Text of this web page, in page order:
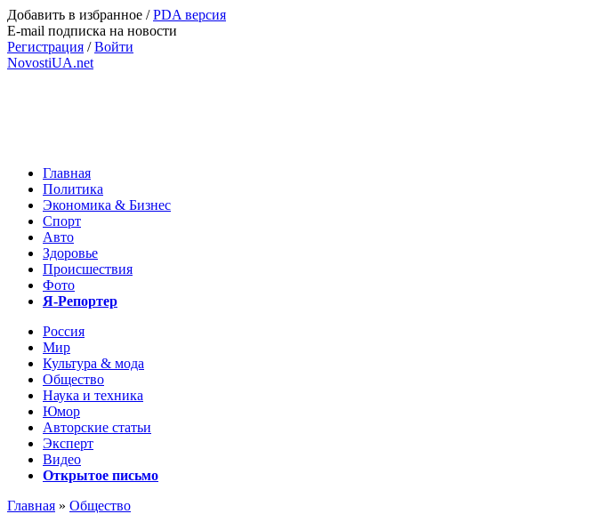
Добавить в избранное /PDA версия
E-mail подписка на новости
Регистрация /Войти
NovostiUA.net
Главная
Политика
Экономика & Бизнес
Спорт
Авто
Здоровье
Происшествия
Фото
Я-Репортер
Россия
Мир
Культура & мода
Общество
Наука и техника
Юмор
Авторские статьи
Эксперт
Видео
Открытое письмо
Главная » Общество